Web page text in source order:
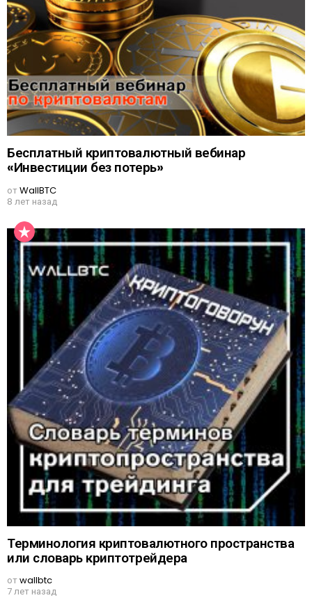
Бесплатный криптовалютный вебинар
«Инвестиции без потерь»
отWallBTC
8 лет назад
Терминология криптовалютного пространства
или словарь криптотрейдера
отwallbtc
7 лет назад